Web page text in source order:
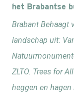
het Brabantse
Brabant Behaagt
landschap uit:
ZLTO. Trees for
heggen en